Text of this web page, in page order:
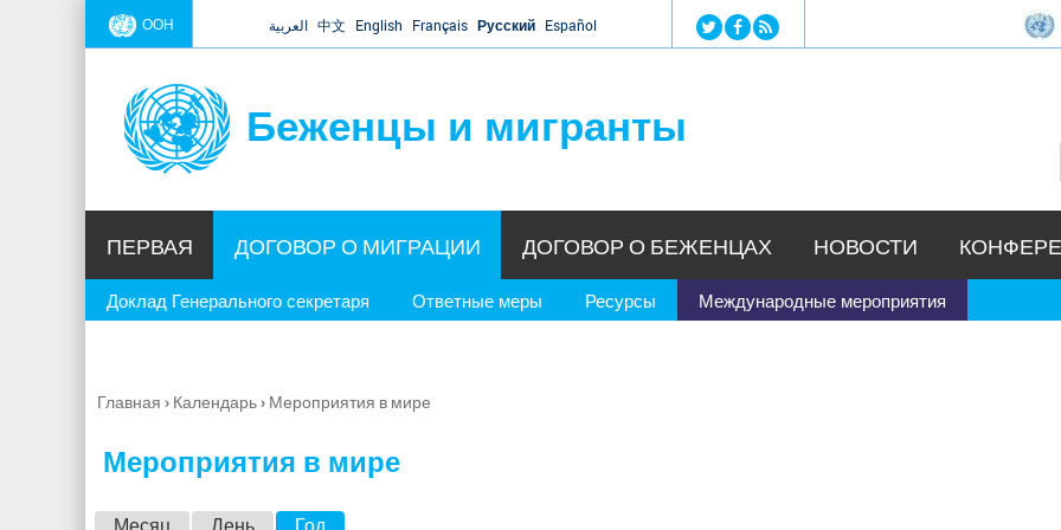
Jump to navigation
ООН العربية 中文 English Français Русский Español
Беженцы и мигранты
ПЕРВАЯ ДОГОВОР О МИГРАЦИИ
Доклад Генерального секретаря Ответные меры Ресурсы Международные мероприятия
ДОГОВОР О БЕЖЕНЦАХ НОВОСТИ
Вы
Главная › Календарь› Мероприятия в мире
Мероприятия в мире